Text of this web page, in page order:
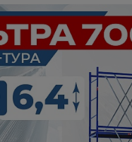
с арматурой